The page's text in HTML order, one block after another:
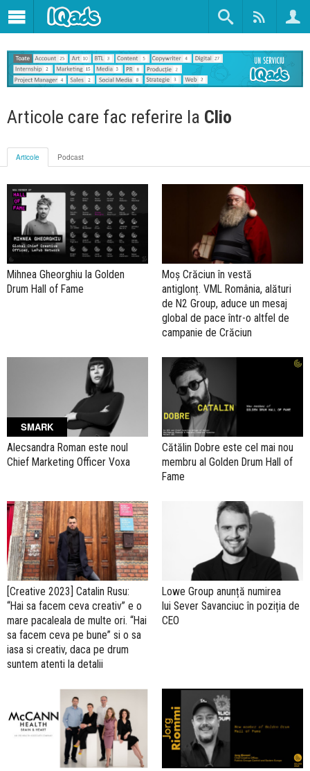
Articole care fac referire la Clio
Articole Podcast
Mihnea Gheorghiu la Golden
Drum Hall of Fame
Moș Crăciun în vestă
antiglonț. VML România, alături
de N2 Group, aduce un mesaj
global de pace într-o altfel de
campanie de Crăciun
SMARK
Alecsandra Roman este noul
Chief Marketing Officer Voxa
Cătălin Dobre este cel mai nou
membru al Golden Drum Hall of
Fame
[Creative 2023] Catalin Rusu:
“Hai sa facem ceva creativ” e o
mare pacaleala de multe ori. “Hai
sa facem ceva pe bune” si o sa
iasa si creativ, daca pe drum
suntem atenti la detalii
Lowe Group anunță numirea
lui Sever Savanciuc în poziția de
CEO